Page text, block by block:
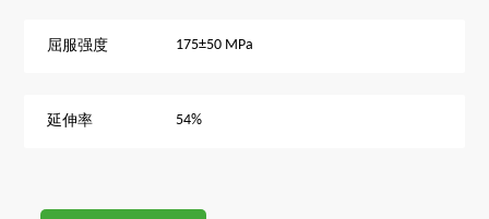
屈服强度 175±50 MPa
延伸率 54%